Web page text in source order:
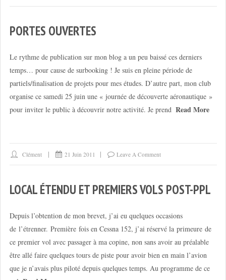
PORTES OUVERTES
Le rythme de publication sur mon blog a un peu baissé ces derniers
temps… pour cause de surbooking ! Je suis en pleine période de
partiels/finalisation de projets pour mes études. D’autre part, mon club
organise ce samedi 25 juin une « journée de découverte aéronautique »
pour inviter le public à découvrir notre activité. Je prend Read More
Clément 21 Juin 2011 Leave A Comment
LOCAL ÉTENDU ET PREMIERS VOLS POST-PPL
Depuis l’obtention de mon brevet, j’ai eu quelques occasions
de l’étrenner. Première fois en Cessna 152, j’ai réservé la primeure de
ce premier vol avec passager à ma copine, non sans avoir au préalable
être allé faire quelques tours de piste pour avoir bien en main l’avion
que je n’avais plus piloté depuis quelques temps. Au programme de ce